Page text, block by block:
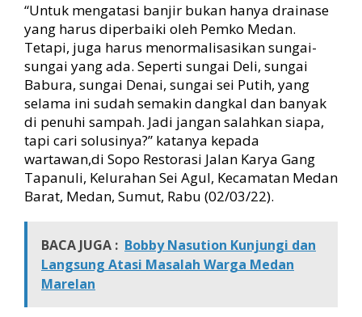
n
g
a
n
S
a
l
a
h
k
a
n
a
p
a
“Untuk mengatasi banjir bukan hanya drainase
yang harus diperbaiki oleh Pemko Medan.
Tetapi, juga harus menormalisasikan sungai-
sungai yang ada. Seperti sungai Deli, sungai
Babura, sungai Denai, sungai sei Putih, yang
selama ini sudah semakin dangkal dan banyak
di penuhi sampah. Jadi jangan salahkan siapa,
tapi cari solusinya?” katanya kepada
wartawan,di Sopo Restorasi Jalan Karya Gang
Tapanuli, Kelurahan Sei Agul, Kecamatan Medan
Barat, Medan, Sumut, Rabu (02/03/22).
BACA JUGA : Bobby Nasution Kunjungi dan
Langsung Atasi Masalah Warga Medan
Marelan